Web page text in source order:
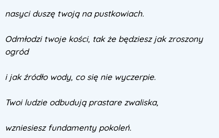
nasyci duszę twoją na pustkowiach.
Odmłodzi twoje kości, tak że będziesz jak zroszony
ogród
i jak źródło wody, co się nie wyczerpie.
Twoi ludzie odbudują prastare zwaliska,
wzniesiesz fundamenty pokoleń.